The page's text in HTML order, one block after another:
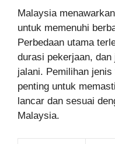
Malaysia
untuk memenuhi
Perbedaan utama
durasi pekerjaan,
jalani. Pemilihan
penting untuk
lancar dan sesuai
Malaysia.